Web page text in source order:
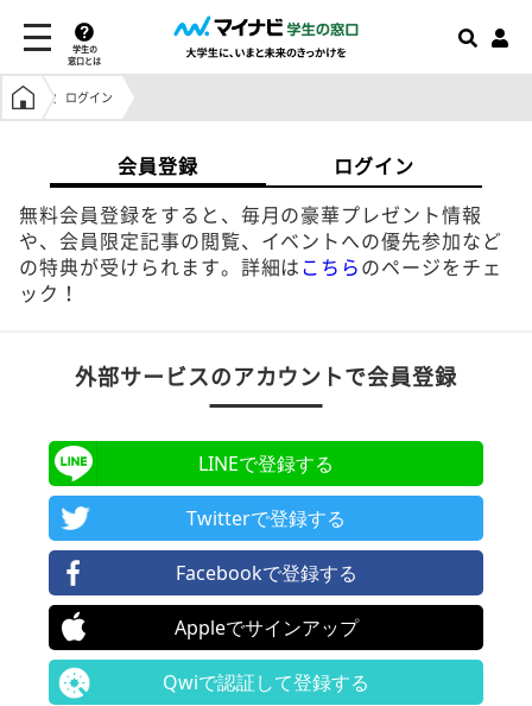
学生の
窓口とは
学生の窓口トップ
ログイン
会員登録 ログイン
無料会員登録をすると、毎月の豪華プレゼント情報
や、会員限定記事の閲覧、イベントへの優先参加など
の特典が受けられます。詳細は こちら のページをチェ
ック！
外部サービスのアカウントで会員登録
LINEで登録する
Twitterで登録する
Facebookで登録する
Appleでサインアップ
Qwiで認証して登録する